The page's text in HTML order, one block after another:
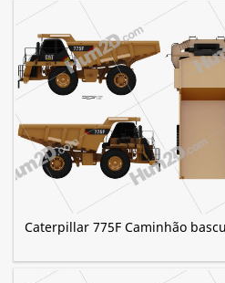
Caterpillar 775F Caminhão